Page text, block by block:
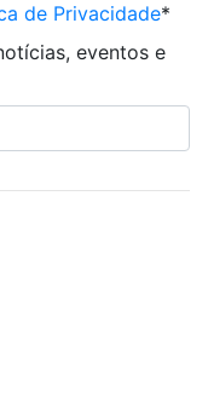
de Privacidade*
eventos e